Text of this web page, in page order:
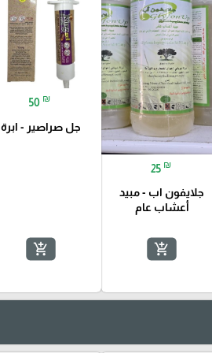
25 ₪
جلايفون اب - مبيد
أعشاب عام
add_shopping_cart
50 ₪
جل صراصير - ابرة
add_shopping_cart